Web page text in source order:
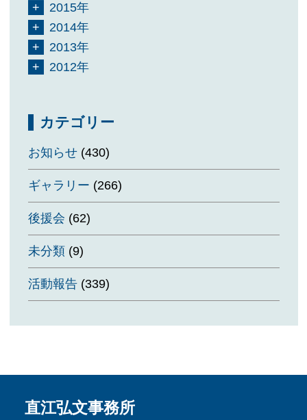
2015年
2014年
2013年
2012年
カテゴリー
お知らせ(430)
ギャラリー (266)
後援会 (62)
未分類(9)
活動報告(339)
直江弘文事務所